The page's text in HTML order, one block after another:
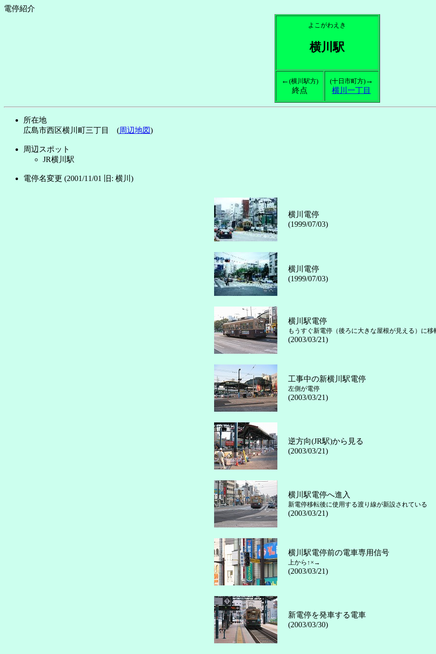
電停紹介
よこがわえき
横川駅
← (横川駅方)
終点
(十日市町方)→
横川一丁目
所在地
広島市西区横川町三丁目 (周辺地図)
周辺スポット
JR横川駅
電停名変更 (2001/11/01 旧: 横川)
横川電停
(1999/07/03)
横川電停
(1999/07/03)
横川駅電停
もうすぐ新電停（後ろに大きな屋根が見える）に移
(2003/03/21)
工事中の新横川駅電停
左側が電停
(2003/03/21)
逆方向(JR駅)から見る
(2003/03/21)
横川駅電停へ進入
新電停移転後に使用する渡り線が新設されている
(2003/03/21)
横川駅電停前の電車専用信号
上から↑×→
(2003/03/21)
新電停を発車する電車
(2003/03/30)